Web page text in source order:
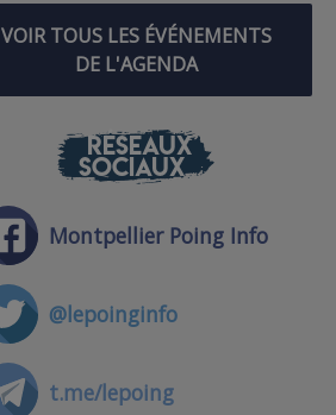
VOIR TOUS LES ÉVÉNEMENTS
DE L'AGENDA
RÉSEAUX
SOCIAUX
Montpellier Poing Info
@lepoinginfo
t.me/lepoing